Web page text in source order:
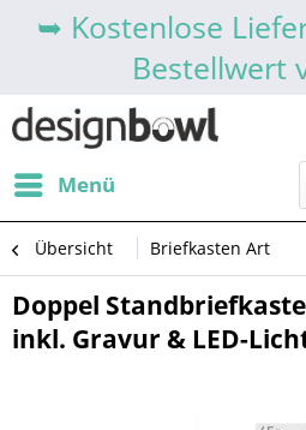
➥ Kostenlose
Bestellwert
Menü
Übersicht Briefkasten Art
Doppel
inkl. Gravur & LED-